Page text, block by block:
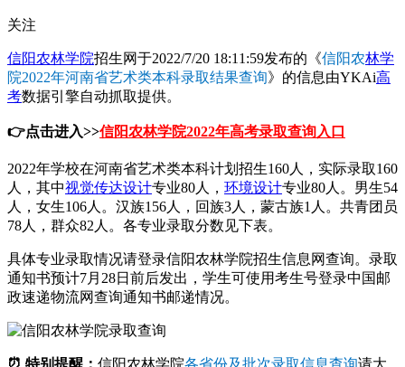
关注
信阳农林学院招生网于2022/7/20 18:11:59发布的《信阳农林学
院2022年河南省艺术类本科录取结果查询》的信息由YKAi高
考数据引擎自动抓取提供。
👉点击进入>>信阳农林学院2022年高考录取查询入口
2022年学校在河南省艺术类本科计划招生160人，实际录取160
人，其中视觉传达设计专业80人， 环境设计专业80人。男生54
人，女生106人。汉族156人，回族3人，蒙古族1人。共青团员
78人，群众82人。各专业录取分数见下表。
具体专业录取情况请登录信阳农林学院招生信息网查询。录取
通知书预计7月28日前后发出，学生可使用考生号登录中国邮
政速递物流网查询通知书邮递情况。